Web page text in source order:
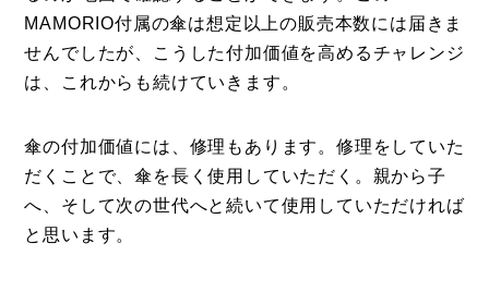
MAMORIO付属の傘は想定以上の販売本数には届きま
せんでしたが、こうした付加価値を高めるチャレンジ
は、これからも続けていきます。
傘の付加価値には、修理もあります。修理をしていた
だくことで、傘を長く使用していただく。親から子
へ、そして次の世代へと続いて使用していただければ
と思います。